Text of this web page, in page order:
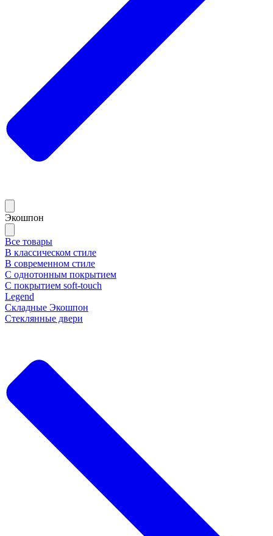
Экошпон
Все товары
В классическом стиле
В современном стиле
С однотонным покрытием
С покрытием soft-touch
Legend
Складные Экошпон
Стеклянные двери